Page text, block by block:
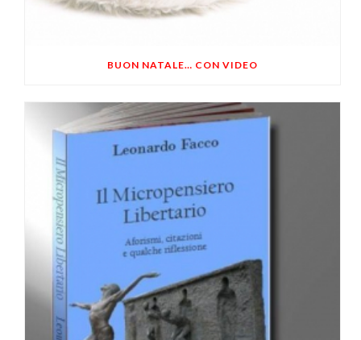
BUON NATALE… CON VIDEO